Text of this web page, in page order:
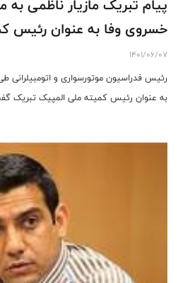
پیام تبریک مازیار ناظمی
خسروی وفا به عنوان رئیس
1401/06/07
رئیس فدراسیون موتورسواری و
به عنوان رئیس کمیته ملی المپیک تبریک